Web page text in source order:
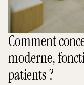
Comment
moderne,
patients ?